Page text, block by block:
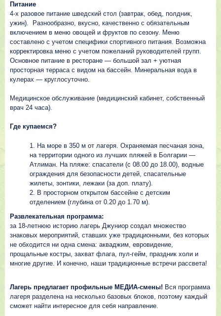
Питание
4-х разовое питание шведский стол (завтрак, обед, полдник,
ужин). Разнообразно, вкусно, качественно с обязательным
включением в меню овощей и фруктов по сезону. Меню
составлено с учетом специфики спортивного питания. Возможна
корректировка меню с учетом пожеланий руководителей групп.
Основное питание в ресторане — большой зал + уютная
просторная терраса с видом на бассейн. Минеральная вода в
кулерах — круглосуточно.
Медицинское обслуживание (медицинский кабинет, собственный
врач 24 часа).
Где купаемся?
На море в 350 м от лагеря. Охраняемая песчаная зона,
на территории одного из лучших пляжей в Болгарии —
Атлиман. На пляже: спасатели (с 08.00 до 18.00), водные
ограждения для безопасности детей, спасательные
жилеты, зонтики, лежаки (за доп. плату).
В просторном открытом бассейне с детским
отделением (глубина от 0.20 до 1.70 м).
Развлекательная программа:
за 18-летнюю историю лагерь Джуниор создал множество
знаковых мероприятий, ставших уже традиционными, без которых
не обходится ни одна смена: акваджим, евровидение,
прощальные костры, захват флага, пул-гейм, праздник холи и
многие другие. И конечно, наши традиционные встречи рассвета!
Лагерь предлагает профильные МЕДИА-смены! Вся программа
лагеря разделена на несколько базовых блоков, поэтому каждый
сможет найти интересное для себя направление.